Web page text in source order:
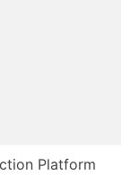
Platform